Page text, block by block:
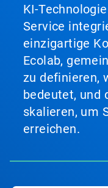
KI-
Service
einzigartige
Ecolab,
zu definieren,
bedeutet, und
skalieren, um
erreichen.